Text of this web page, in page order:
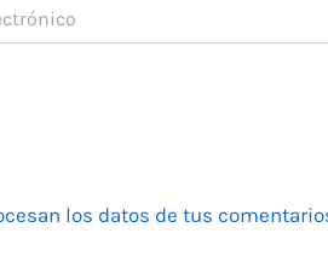
los datos de tus